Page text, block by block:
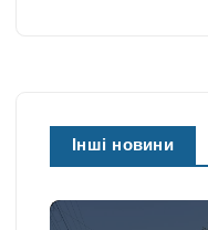
Інші новини